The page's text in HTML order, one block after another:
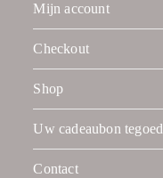
Mijn account
Checkout
Shop
Uw cadeaubon tegoed
Contact